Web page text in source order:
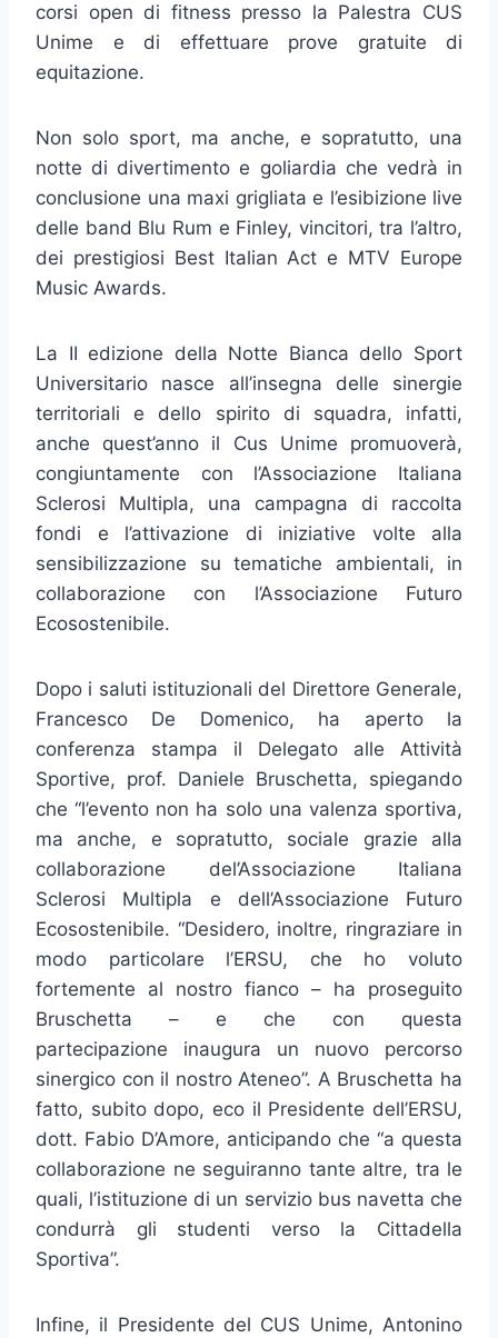
corsi open di fitness presso la Palestra CUS
Unime e di effettuare prove gratuite di
equitazione.
Non solo sport, ma anche, e sopratutto, una
notte di divertimento e goliardia che vedrà in
conclusione una maxi grigliata e l’esibizione live
delle band Blu Rum e Finley, vincitori, tra l’altro,
dei prestigiosi Best Italian Act e MTV Europe
Music Awards.
La II edizione della Notte Bianca dello Sport
Universitario nasce all’insegna delle sinergie
territoriali e dello spirito di squadra, infatti,
anche quest’anno il Cus Unime promuoverà,
congiuntamente con l’Associazione Italiana
Sclerosi Multipla, una campagna di raccolta
fondi e l’attivazione di iniziative volte alla
sensibilizzazione su tematiche ambientali, in
collaborazione con l’Associazione Futuro
Ecosostenibile.
Dopo i saluti istituzionali del Direttore Generale,
Francesco De Domenico, ha aperto la
conferenza stampa il Delegato alle Attività
Sportive, prof. Daniele Bruschetta, spiegando
che “l’evento non ha solo una valenza sportiva,
ma anche, e sopratutto, sociale grazie alla
collaborazione del’Associazione Italiana
Sclerosi Multipla e dell’Associazione Futuro
Ecosostenibile. “Desidero, inoltre, ringraziare in
modo particolare l’ERSU, che ho voluto
fortemente al nostro fianco – ha proseguito
Bruschetta – e che con questa
partecipazione inaugura un nuovo percorso
sinergico con il nostro Ateneo”. A Bruschetta ha
fatto, subito dopo, eco il Presidente dell’ERSU,
dott. Fabio D’Amore, anticipando che “a questa
collaborazione ne seguiranno tante altre, tra le
quali, l’istituzione di un servizio bus navetta che
condurrà gli studenti verso la Cittadella
Sportiva”.
Infine, il Presidente del CUS Unime, Antonino